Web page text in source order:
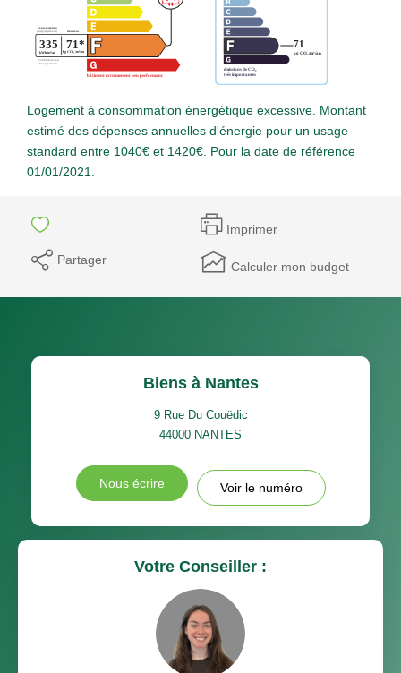
Logement à consommation énergétique excessive. Montant
estimé des dépenses annuelles d'énergie pour un usage
standard entre 1040€ et 1420€. Pour la date de référence
01/01/2021.
Imprimer
Partager Calculer mon budget
Biens à Nantes
9 Rue Du Couëdic
44000 NANTES
Nous écrire Voir le numéro
Votre Conseiller :